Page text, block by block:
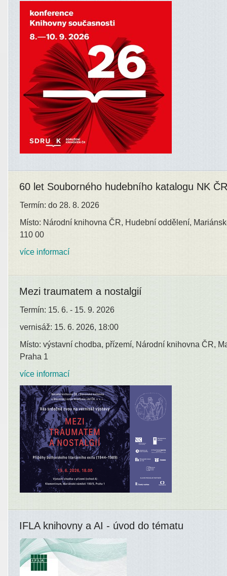
60 let Souborného hudebního katalogu NK ČR
Termín: do 28. 8. 2026
Místo: Národní knihovna ČR, Hudební oddělení,
110 00
více informací
Mezi traumatem a nostalgií
Termín: 15. 6. - 15. 9. 2026
vernisáž: 15. 6. 2026, 18:00
Místo: výstavní chodba, přízemí, Národní knihovna ČR,
Praha 1
více informací
IFLA knihovny a AI - úvod do tématu